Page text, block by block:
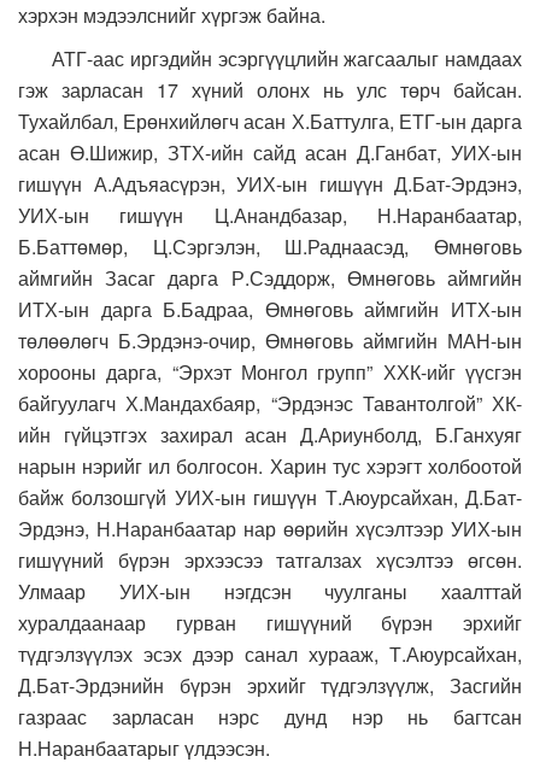
хэрхэн мэдээлснийг хүргэж байна.
АТГ-аас иргэдийн эсэргүүцлийн жагсаалыг намдаах
гэж зарласан 17 хүний олонх нь улс төрч байсан.
Тухайлбал, Ерөнхийлөгч асан Х.Баттулга, ЕТГ-ын дарга
асан Ө.Шижир, ЗТХ-ийн сайд асан Д.Ганбат, УИХ-ын
гишүүн А.Адъяасүрэн, УИХ-ын гишүүн Д.Бат-Эрдэнэ,
УИХ-ын гишүүн Ц.Анандбазар, Н.Наранбаатар,
Б.Баттөмөр, Ц.Сэргэлэн, Ш.Раднаасэд, Өмнөговь
аймгийн Засаг дарга Р.Сэддорж, Өмнөговь аймгийн
ИТХ-ын дарга Б.Бадраа, Өмнөговь аймгийн ИТХ-ын
төлөөлөгч Б.Эрдэнэ-очир, Өмнөговь аймгийн МАН-ын
хорооны дарга, “Эрхэт Монгол групп” ХХК-ийг үүсгэн
байгуулагч Х.Мандахбаяр, “Эрдэнэс Тавантолгой” ХК-
ийн гүйцэтгэх захирал асан Д.Ариунболд, Б.Ганхуяг
нарын нэрийг ил болгосон. Харин тус хэрэгт холбоотой
байж болзошгүй УИХ-ын гишүүн Т.Аюурсайхан, Д.Бат-
Эрдэнэ, Н.Наранбаатар нар өөрийн хүсэлтээр УИХ-ын
гишүүний бүрэн эрхээсээ татгалзах хүсэлтээ өгсөн.
Улмаар УИХ-ын нэгдсэн чуулганы хаалттай
хуралдаанаар гурван гишүүний бүрэн эрхийг
түдгэлзүүлэх эсэх дээр санал хурааж, Т.Аюурсайхан,
Д.Бат-Эрдэнийн бүрэн эрхийг түдгэлзүүлж, Засгийн
газраас зарласан нэрс дунд нэр нь багтсан
Н.Наранбаатарыг үлдээсэн.